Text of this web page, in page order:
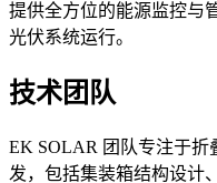
提供全方位的能源监控与
光伏系统运行。
技术团队
EK SOLAR 团队专注于
发，包括集装箱结构设计